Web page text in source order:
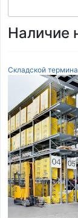
Наличие
Складской